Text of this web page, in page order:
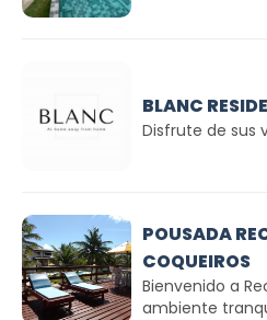
BLANC
Disfrute de sus
POUSADA
COQUEIROS
Bienvenido a
ambiente